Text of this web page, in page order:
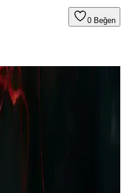
0 Beğen
Lacivert Ekose
Giyim Seçeneği
ve stil sunar, uzun ömürlü
sağlar.
ve Şık
Konfor